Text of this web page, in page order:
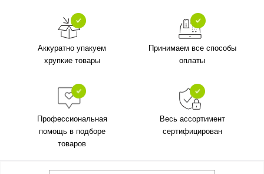
Аккуратно упакуем
хрупкие товары
Принимаем все способы
оплаты
Профессиональная
помощь в подборе
товаров
Весь ассортимент
сертифицирован